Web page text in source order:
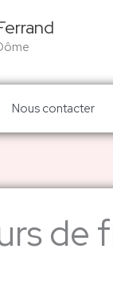
Nous contacter